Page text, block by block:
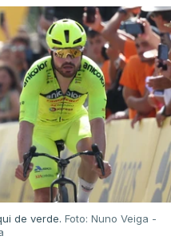
de verde. Foto: Nuno Veiga -